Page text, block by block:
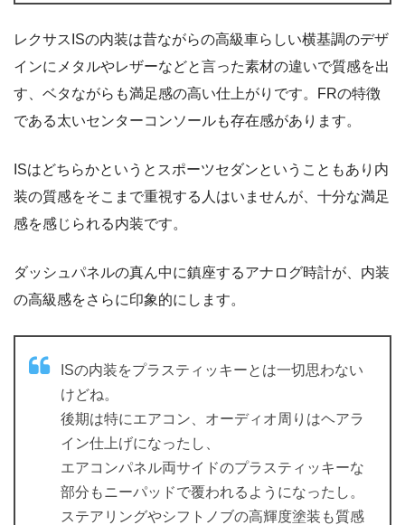
レクサスISの内装は昔ながらの高級車らしい横基調のデザ
インにメタルやレザーなどと言った素材の違いで質感を出
す、ベタながらも満足感の高い仕上がりです。FRの特徴
である太いセンターコンソールも存在感があります。
ISはどちらかというとスポーツセダンということもあり内
装の質感をそこまで重視する人はいませんが、十分な満足
感を感じられる内装です。
ダッシュパネルの真ん中に鎮座するアナログ時計が、内装
の高級感をさらに印象的にします。
ISの内装をプラスティッキーとは一切思わない
けどね。
後期は特にエアコン、オーディオ周りはヘアラ
イン仕上げになったし、
エアコンパネル両サイドのプラスティッキーな
部分もニーパッドで覆われるようになったし。
ステアリングやシフトノブの高輝度塗装も質感